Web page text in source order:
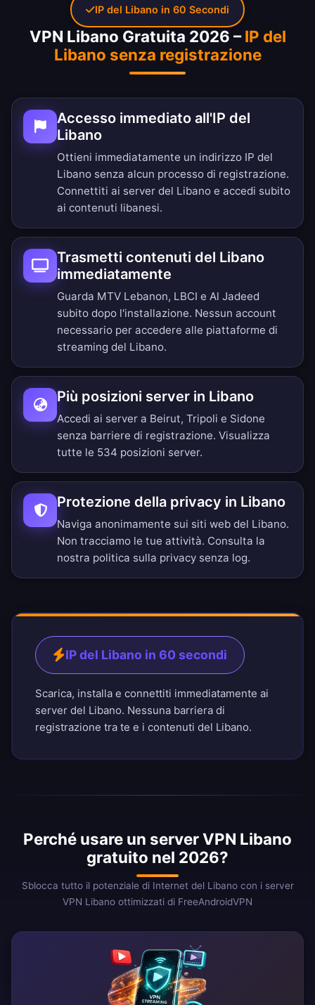
VPN Libano Gratuita 2026 –IP del
Libano senza registrazione
Accesso immediato all'IP del
Libano
Ottieni immediatamente un indirizzo IP del
Libano senza alcun processo di registrazione.
Connettiti ai server del Libano e accedi subito
ai contenuti libanesi.
Trasmetti contenuti del Libano
immediatamente
Guarda MTV Lebanon, LBCI e Al Jadeed
subito dopo l'installazione. Nessun account
necessario per accedere alle piattaforme di
streaming del Libano.
Più posizioni server in Libano
Accedi ai server a Beirut, Tripoli e Sidone
senza barriere di registrazione. Visualizza
tutte le 534 posizioni server.
Protezione della privacy in Libano
Naviga anonimamente sui siti web del Libano.
Non tracciamo le tue attività. Consulta la
nostra politica sulla privacy senza log.
IP del Libano in 60 secondi
Scarica, installa e connettiti immediatamente ai
server del Libano. Nessuna barriera di
registrazione tra te e i contenuti del Libano.
IP del Libano in 60 Secondi
Perché usare un server VPN Libano
gratuito nel 2026?
Sblocca tutto il potenziale di Internet del Libano con i server
VPN Libano ottimizzati di FreeAndroidVPN